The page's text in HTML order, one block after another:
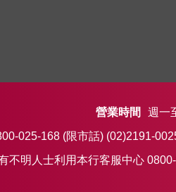
營業時間 週一
025-168 (限市話) (02)2191-
不明人士利用本行客服中心